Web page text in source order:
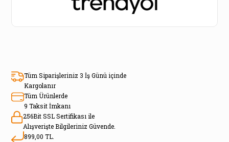
Tüm Siparişleriniz 3 İş Günü içinde
Kargolanır
Tüm Ürünlerde
9 Taksit İmkanı
256Bit SSL Sertifikası ile
Alışverişte Bilgileriniz Güvende.
899,00 TL.